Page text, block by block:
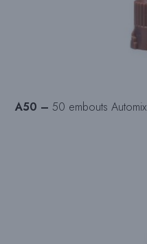
A50 – 50 embouts Automix